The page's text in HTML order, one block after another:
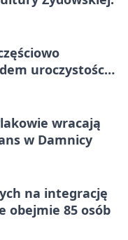
uroczystości
wracają
w Damnicy
na integrację
obejmie 85 osób